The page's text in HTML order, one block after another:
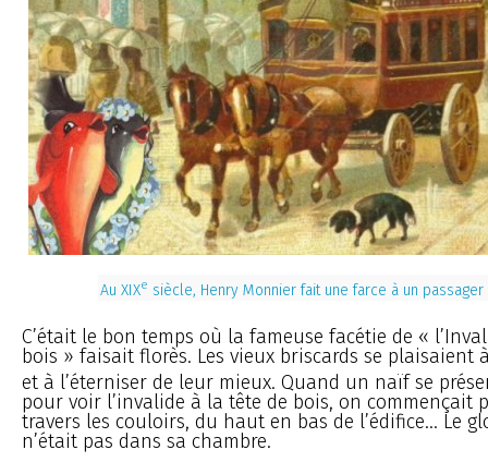
Au XIXe siècle, Henry Monnier fait une farce à un passager
C’était le bon temps où la fameuse facétie de «
bois » faisait florès. Les vieux briscards se plaisaient
et à l’éterniser de leur mieux. Quand un naïf se
pour voir l’invalide à la tête de bois, on commençait
travers les couloirs, du haut en bas de l’édifice... Le
n’était pas dans sa chambre.